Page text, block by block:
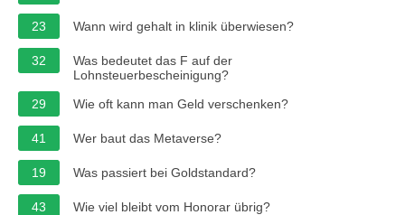
23 Wann wird gehalt in klinik überwiesen?
32
Was bedeutet das F auf der
Lohnsteuerbescheinigung?
29
Wie oft kann man Geld verschenken?
41 Wer baut das Metaverse?
19 Was passiert bei Goldstandard?
43 Wie viel bleibt vom Honorar übrig?